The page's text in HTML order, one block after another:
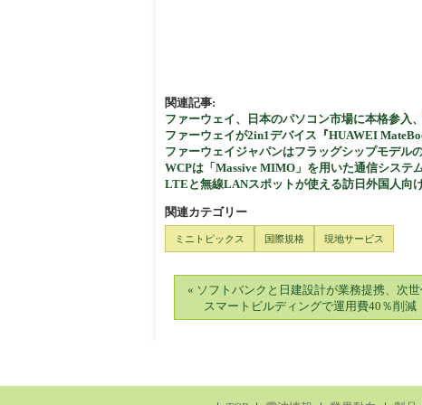
関連記事:
ファーウェイ、日本のパソコン市場に本格参入
ファーウェイが2in1デバイス『HUAWEI
ファーウェイジャパンはフラッグシップモデル
WCPは「Massive MIMO」を用いた通信システ
LTEと無線LANスポットが使える訪日外国人向
関連カテゴリー
ミニトピックス 国際規格 現地サービス
« ソフトバンクと日建設計が業務提携、次
スマートビルディングで運用費40％削減